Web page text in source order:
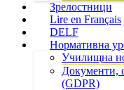
Зрелостници
Lire en Français
DELF
Нормативна
Училищна
Документи,
(GDPR)